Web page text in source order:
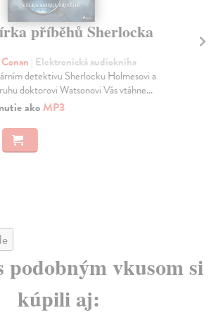
příběhů Sherlocka
| Elektronická audiokniha
detektivu Sherlocku Holmesovi a
doktorovi Watsonovi Vás vtáhne...
akoMP3
podobným vkusom si
kúpili aj: